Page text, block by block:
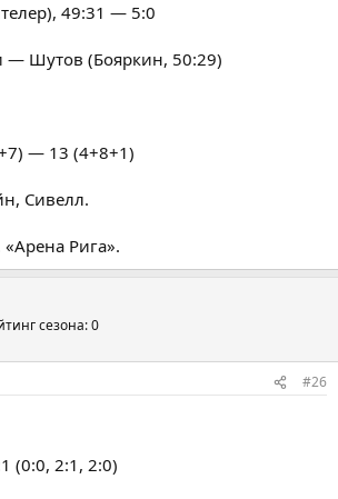
49:31 — 5:0
— Шутов (Бояркин, 50:29)
— 13 (4+8+1)
Сивелл.
Рига».
сезона: 0
#26
(0:0, 2:1, 2:0)